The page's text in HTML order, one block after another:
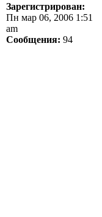
Зарегистрирован:
Пн мар 06, 2006 1:51
am
Сообщения: 94